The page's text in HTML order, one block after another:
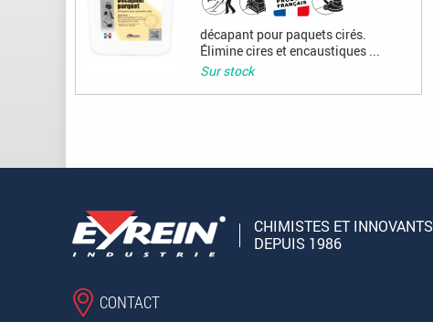
décapant pour paquets cirés.
Élimine cires et encaustiques ...
Sur stock
CHIMISTES ET INNOVANTS
DEPUIS 1986
CONTACT